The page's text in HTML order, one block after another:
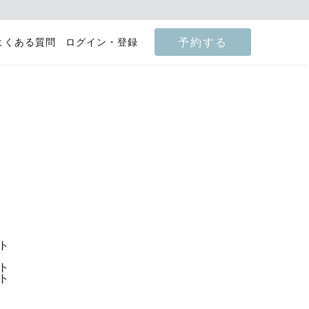
くある質問 ログイン・登録 予約する